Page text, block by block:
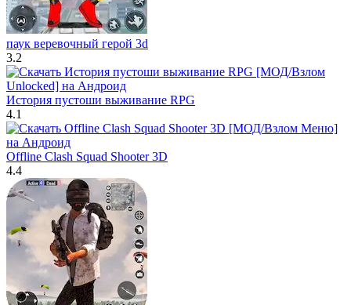
паук веревочный герой 3d
3.2
История пустоши выживание RPG
4.1
Offline Clash Squad Shooter 3D
4.4